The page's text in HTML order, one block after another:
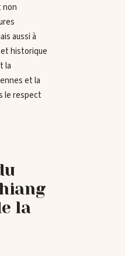
non
aussi à
historique
la
et la
le respect
la